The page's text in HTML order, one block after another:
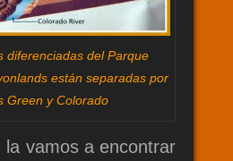
diferenciadas del Parque
están separadas por
Green y Colorado
la vamos a encontrar